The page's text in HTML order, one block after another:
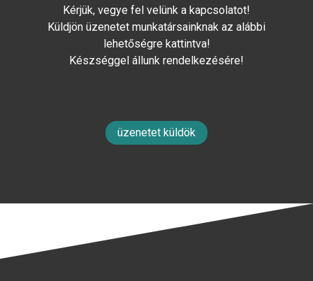
Kérjük, vegye fel velünk a kapcsolatot!
Küldjön üzenetet munkatársainknak az alábbi
lehetőségre kattintva!
Készséggel állunk rendelkezésére!
üzenetet küldök